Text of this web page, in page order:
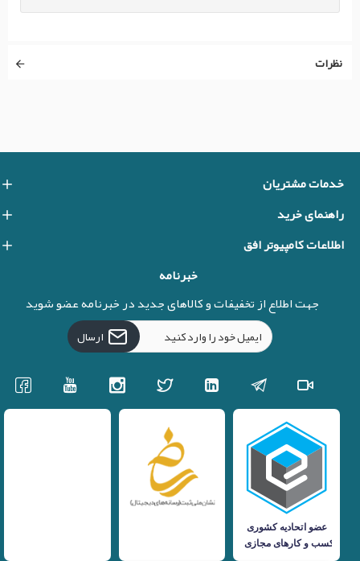
نظرات
خدمات مشتریان
راهنمای خرید
اطلاعات کامپیوتر افق
خبرنامه
جهت اطلاع از تخفیفات و کالاهای جدید در خبرنامه عضو شوید
ارسال